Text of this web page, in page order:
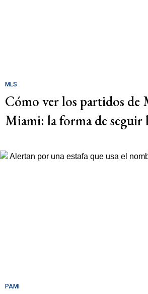
MLS
Cómo ver los partidos de
Miami: la forma de seguir
PAMI